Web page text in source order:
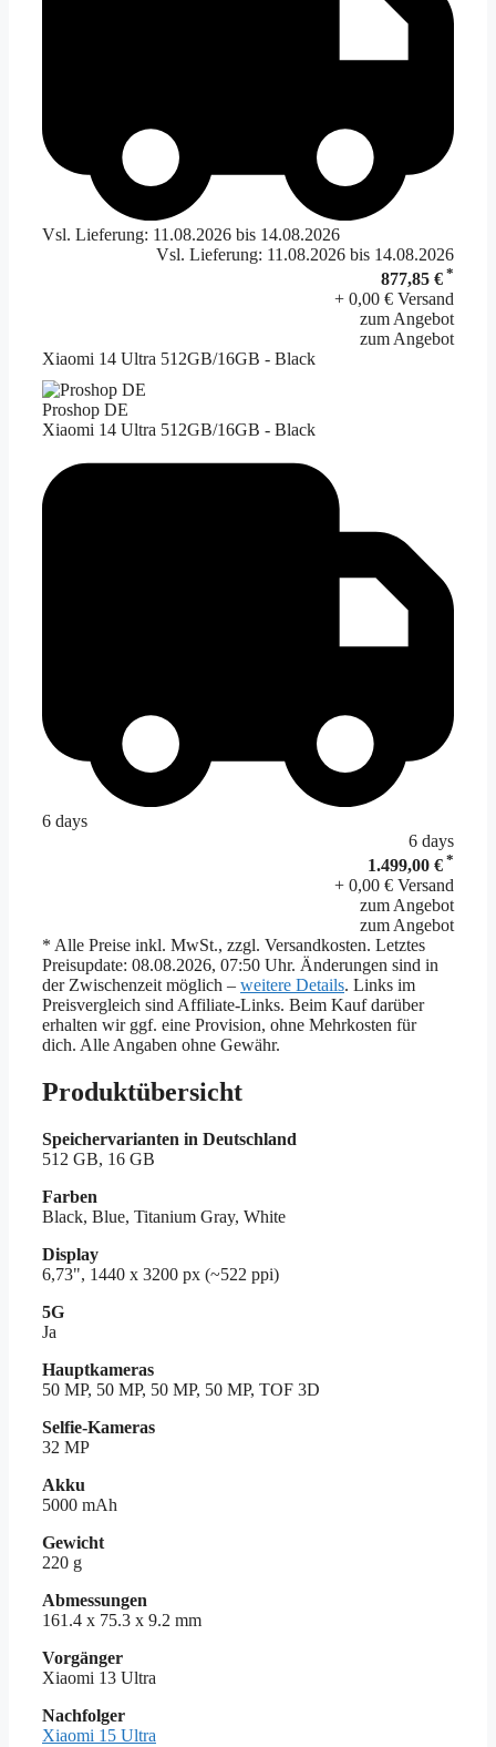
Vsl. Lieferung: 11.08.2026 bis 14.08.2026
Vsl. Lieferung: 11.08.2026 bis 14.08.2026
877,85 € *
+ 0,00 € Versand
zum Angebot
zum Angebot
Xiaomi 14 Ultra 512GB/16GB - Black
Proshop DE
Xiaomi 14 Ultra 512GB/16GB - Black
6 days
6 days
1.499,00 € *
+ 0,00 € Versand
zum Angebot
zum Angebot
* Alle Preise inkl. MwSt., zzgl. Versandkosten. Letztes
Preisupdate: 08.08.2026, 07:50 Uhr. Änderungen sind in
der Zwischenzeit möglich – weitere Details. Links im
Preisvergleich sind Affiliate-Links. Beim Kauf darüber
erhalten wir ggf. eine Provision, ohne Mehrkosten für
dich. Alle Angaben ohne Gewähr.
Produktübersicht
Speichervarianten in Deutschland
512 GB, 16 GB
Farben
Black, Blue, Titanium Gray, White
Display
6,73", 1440 x 3200 px (~522 ppi)
5G
Ja
Hauptkameras
50 MP, 50 MP, 50 MP, 50 MP, TOF 3D
Selfie-Kameras
32 MP
Akku
5000 mAh
Gewicht
220 g
Abmessungen
161.4 x 75.3 x 9.2 mm
Vorgänger
Xiaomi 13 Ultra
Nachfolger
Xiaomi 15 Ultra